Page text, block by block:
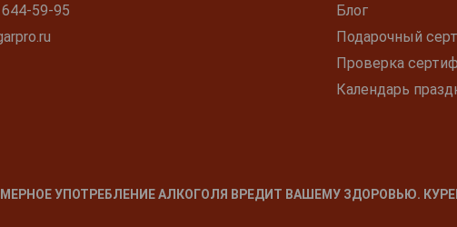
59-95
Блог
Подарочный
Проверка
Календарь
УПОТРЕБЛЕНИЕ АЛКОГОЛЯ ВРЕДИТ ВАШЕМУ ЗДОРОВЬЮ.